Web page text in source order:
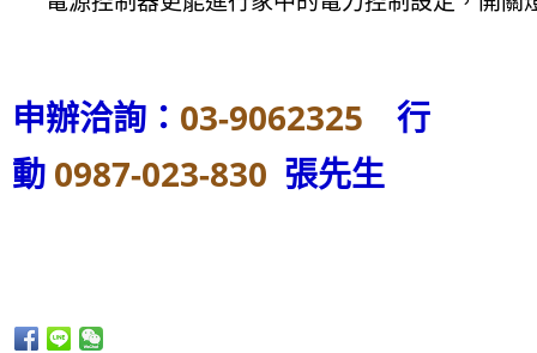
申辦洽詢： 03-9062325 行
動 0987-023-830 張先生